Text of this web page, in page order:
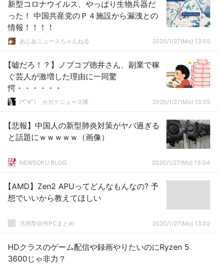
新型コロナウイルス、やっぱり生物兵器だ
った！ 中国共産党のＰ４施設から漏洩との
情報！！！！
あじあニュースちゃんねる 2020/1/27(Mo) 13:05
【嘘だろ！？】ノブコブ徳井さん、副業で稼
ぐ芸人が激増した理由に一同驚
愕・・・・・・
(*ﾟ∀ﾟ)ゞカガクニュース隊 2020/1/27(Mo) 13:05
【悲報】中国人の新型肺炎対策がヤバ過ぎる
と話題にｗｗｗｗｗ（画像）
NEWSOKU BLOG 2020/1/27(Mo) 13:04
【AMD】Zen2 APUってどんなもんなの? 予
想でいいから教えてほしい
汎用型自作PCまとめ 2020/1/27(Mo) 13:02
HDクラスのゲーム配信や録画やりたいのにRyzen 5
3600じゃ非力？